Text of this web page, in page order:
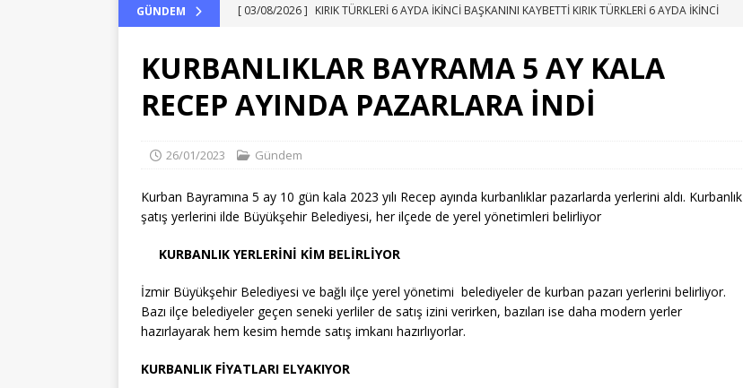
GÜNDEM [ 03/08/2026 ] EiBoT ile bilgiye erişim saniyeler içinde gerçekleşiyor
EĞITIM
[ 03/08/2026 ]
TARİHİ KURŞUNLU HAN, GELENEKSEL SANATLARLA YENİDEN HAYAT BULUYOR: KİTRE
BEBEK
DÜNYA
GÜNDEM
[ 03/08/2026 ] KIRIK TÜRKLERİ 6 AYDA İKİNCİ BAŞKANINI KAYBETTİ KIRIK TÜRKLERİ 6 AYDA İKİNCİ
BAŞKANINI KAYBETTİ
SIVIL TOPLUM KURULUŞLARI
KURBANLIKLAR BAYRAMA 5 AY KALA
RECEP AYINDA PAZARLARA İNDİ
26/01/2023 Gündem
Kurban Bayramına 5 ay 10 gün kala 2023 yılı Recep ayında kurbanlıklar pazarlarda yerlerini aldı. Kurbanlık
şatış yerlerini ilde Büyükşehir Belediyesi, her ilçede de yerel yönetimleri belirliyor
KURBANLIK YERLERİNİ KİM BELİRLİYOR
İzmir Büyükşehir Belediyesi ve bağlı ilçe yerel yönetimi belediyeler de kurban pazarı yerlerini belirliyor.
Bazı ilçe belediyeler geçen seneki yerliler de satış izini verirken, bazıları ise daha modern yerler
hazırlayarak hem kesim hemde satış imkanı hazırlıyorlar.
KURBANLIK FİYATLARI ELYAKIYOR